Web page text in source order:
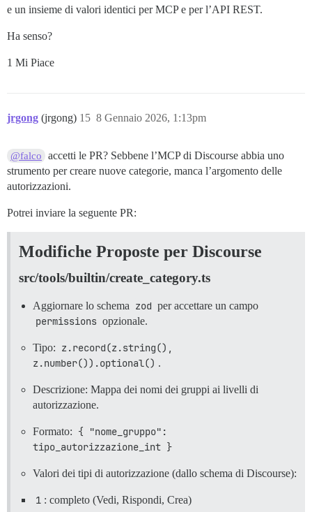
e un insieme di valori identici per MCP e per l’API REST.
Ha senso?
1 Mi Piace
jrgong (jrgong) 8 Gennaio 2026, 1:13pm
15
@falco
accetti le PR? Sebbene l’MCP di Discourse abbia uno
strumento per creare nuove categorie, manca l’argomento delle
autorizzazioni.
Potrei inviare la seguente PR:
Modifiche Proposte per Discourse
src/tools/builtin/create_category.ts
Aggiornare lo schema zod per accettare un campo
permissions opzionale.
Tipo: z.record(z.string(),
z.number()).optional() .
Descrizione: Mappa dei nomi dei gruppi ai livelli di
autorizzazione.
Formato: { "nome_gruppo":
tipo_autorizzazione_int }
Valori dei tipi di autorizzazione (dallo schema di Discourse):
1 : completo (Vedi, Rispondi, Crea)